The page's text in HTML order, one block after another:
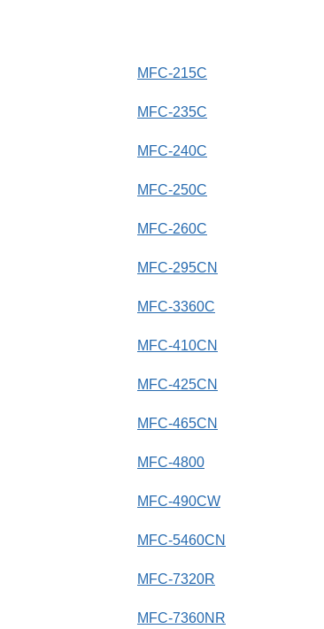
MFC-215C
MFC-235C
MFC-240C
MFC-250C
MFC-260C
MFC-295CN
MFC-3360C
MFC-410CN
MFC-425CN
MFC-465CN
MFC-4800
MFC-490CW
MFC-5460CN
MFC-7320R
MFC-7360NR